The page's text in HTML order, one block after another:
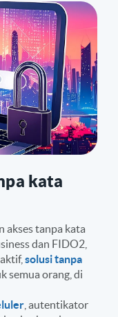
kata
akses tanpa kata
dan FIDO2,
solusi tanpa
semua orang, di
, autentikator